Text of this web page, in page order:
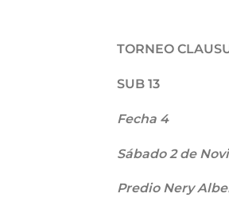
TORNEO
SUB 13
Fecha 4
Sábado 2 de
Predio Nery